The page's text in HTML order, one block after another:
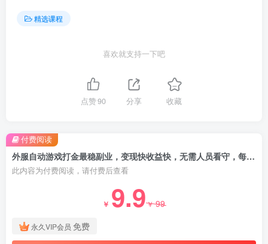
精选课程
喜欢就支持一下吧
点赞90 分享 收藏
外服自动游戏打金最稳副业，变现快收益快，无需人员看守，每日单号稳定收益100+【揭秘】
此内容为付费阅读，请付费后查看
￥ 9.9￥99
永久VIP会员 免费
付费阅读